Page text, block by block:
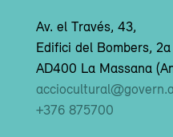
Av. el Través, 43,
Edifici del Bombers,
AD400 La Massana
+376 875700